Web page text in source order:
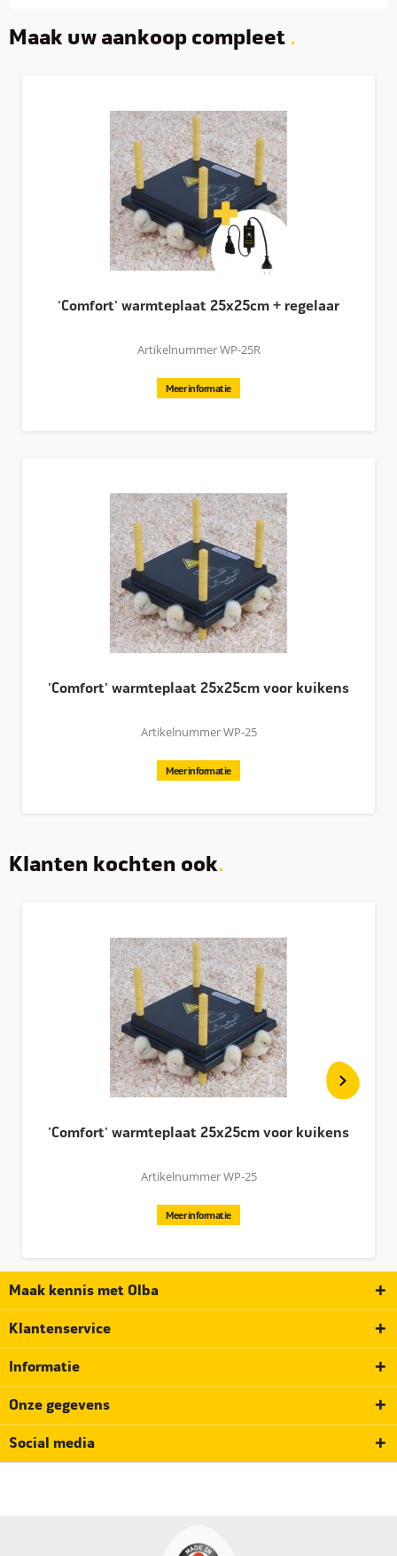
Maak uw aankoop compleet
'Comfort' warmteplaat 25x25cm + regelaar
Artikelnummer WP-25R
Meer informatie
'Comfort' warmteplaat 25x25cm voor kuikens
Artikelnummer WP-25
Meer informatie
Klanten kochten ook
'Comfort' warmteplaat 25x25cm voor kuikens
Artikelnummer WP-25
Meer informatie
Maak kennis met Olba
Klantenservice
Informatie
Onze gegevens
Social media